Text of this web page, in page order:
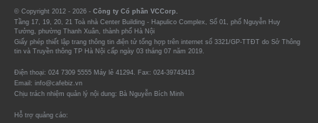
© Copyright 2012 - 2026 - Công ty Cổ phần VCCorp.
Tầng 17, 19, 20, 21 Toà nhà Center Building - Hapulico Complex, Số 01, phố Nguyễn Huy
Tưởng, phường Thanh Xuân, thành phố Hà Nội
Giấy phép thiết lập trang thông tin điện tử tổng hợp trên internet số 3321/GP-TTĐT do Sở Thông
tin và Truyền thông TP Hà Nội cấp ngày 03 tháng 07 năm 2019.
Điện thoại: 024 7309 5555 Máy lẻ 41294. Fax: 024-39743413
Email: info@cafebiz.vn
Chịu trách nhiệm quản lý nội dung: Bà Nguyễn Bích Minh
Hỗ trợ quảng cáo: